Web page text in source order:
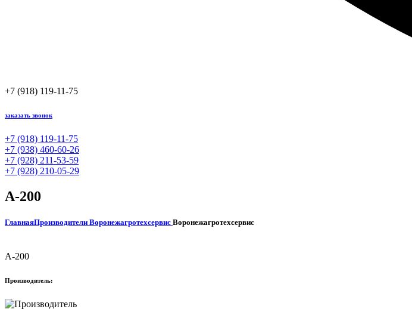
+7 (918) 119-11-75
заказать звонок
+7 (918) 119-11-75
+7 (938) 460-60-26
+7 (928) 211-53-59
+7 (928) 210-05-29
А-200
ГлавнаяПроизводители Воронежагротехсервис Воронежагротехсервис
А-200
Производитель: